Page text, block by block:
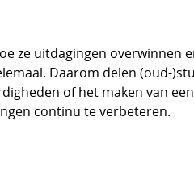
ze uitdagingen overwinnen
Daarom delen (oud-
of het maken van
continu te verbeteren.